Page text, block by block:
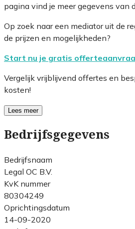
pagina vind je meer gegevens van
Op zoek naar een mediator uit de
de prijzen en mogelijkheden?
Start nu je gratis
Vergelijk vrijblijvend offertes en
kosten!
Lees meer
Bedrijfsgegevens
Bedrijfsnaam
Legal OC B.V.
KvK nummer
80304249
Oprichtingsdatum
14-09-2020